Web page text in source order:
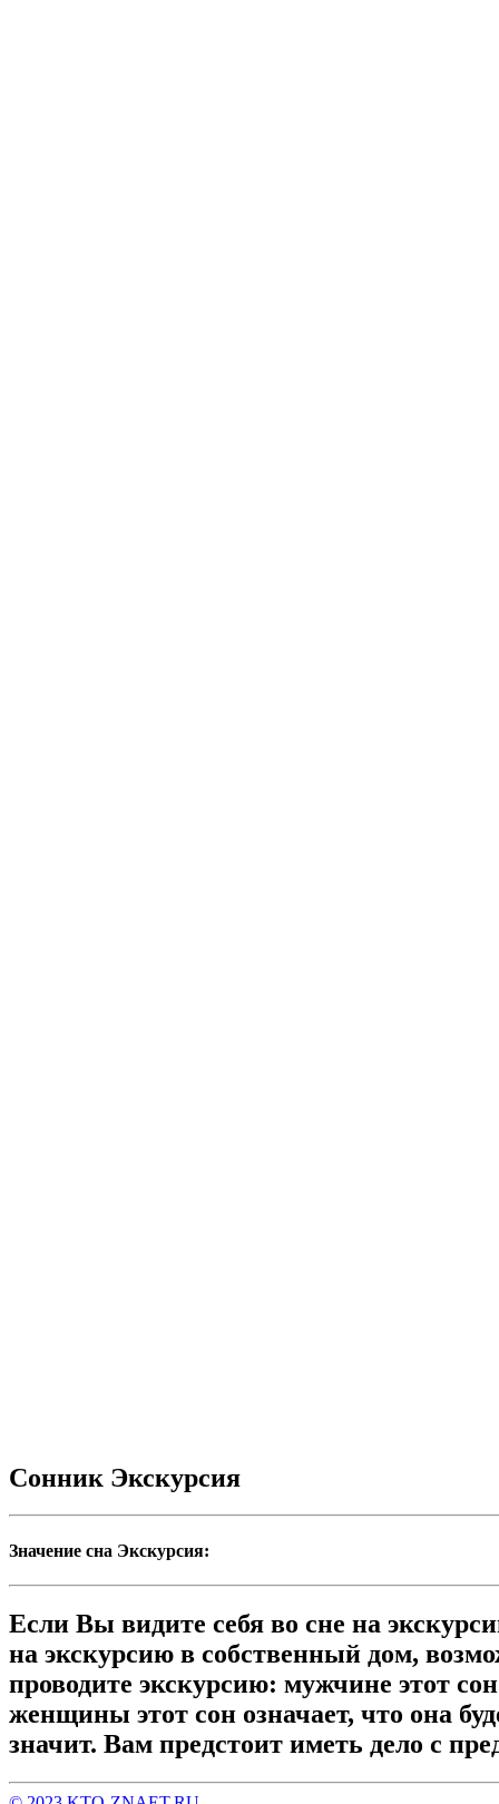
Сонник Экскурсия
Значение сна Экскурсия:
Если Вы видите себя во сне на
на экскурсию в собственный дом,
проводите экскурсию: мужчине этот
женщины этот сон означает, что она
значит. Вам предстоит иметь дело с